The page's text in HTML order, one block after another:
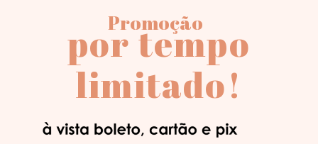
Promoção
por tempo
limitado!